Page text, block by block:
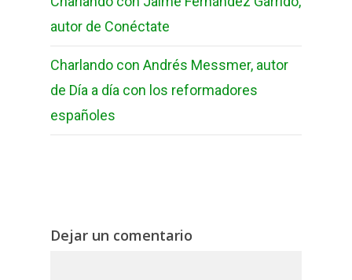
autor de Conéctate
Charlando con Andrés Messmer, autor
de Día a día con los reformadores
españoles
Dejar un comentario